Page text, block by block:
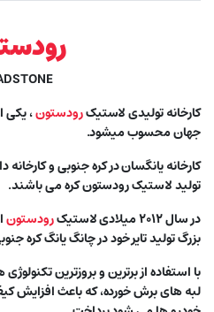
کارخانه تولیدی لاستیکرودستون، یکی
جهان محسوب میشود.
کارخانه یانگسان در کره جنوبی و کارخانه
تولید لاستیک رودستون کره می باشند.
در سال ۲۰۱۲ میلادی لاستیک
رودستون
بزرگ تولید تایر خود در چانگ یانگ کره
با استفاده از برترین و بروزترین تکنولوژی
لبه های برش خورده، که باعث